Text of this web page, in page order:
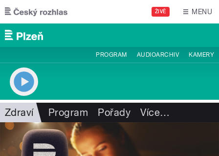
Přejít k hlavnímu obsahu
ŽIVĚ MENU
PROGRAM AUDIOARCHIV KAMERY
Zdraví Program Pořady Více…